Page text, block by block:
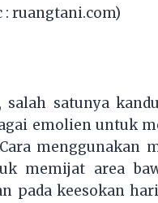
: ruangtani.com)
satunya
emolien untuk
menggunakan
memijat area
pada keesokan